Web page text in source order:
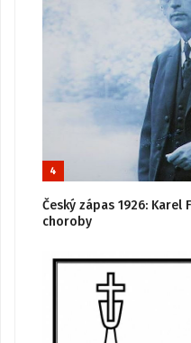
4
Český zápas 1926: Karel
choroby